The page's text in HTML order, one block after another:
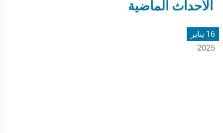
الأحداث الماضية
16 يناير
2025